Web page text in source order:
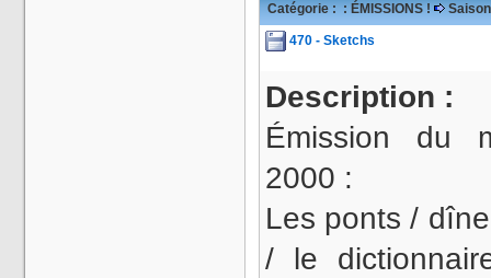
Catégorie : : ÉMISSIONS !
470 - Sketchs
Description :
Émission du
2000 :
Les ponts /
/ le